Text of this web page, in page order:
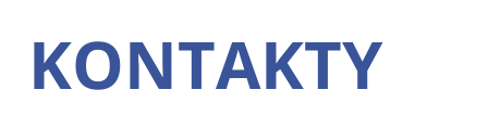
KONTAKTY